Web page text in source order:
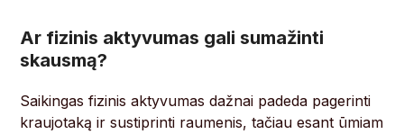
Ar fizinis aktyvumas gali sumažinti
skausmą?
Saikingas fizinis aktyvumas dažnai padeda pagerinti
kraujotaką ir sustiprinti raumenis, tačiau esant ūmiam